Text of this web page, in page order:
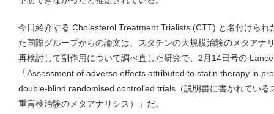
今日紹介する Cholesterol Treatment Trialists (CTT) と名付けられ
た国際グループからの論文は、スタチンの大規模治験のメタアナ
再検討して副作用について調べ直した研究で、2月14日号の
「Assessment of adverse effects attributed to statin therapy in
double-blind randomised controlled trials（説明書に書かれている
重盲検治験のメタアナリシス）」だ。